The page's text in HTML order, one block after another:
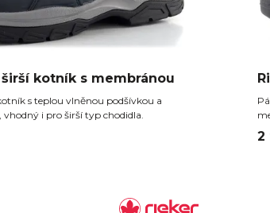
širší kotník s membránou
s teplou vlněnou podšívkou a
i pro širší typ chodidla.
2